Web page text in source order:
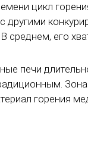
цикл
его
печи
горения